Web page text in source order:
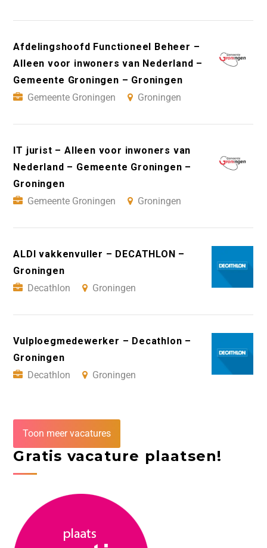
Afdelingshoofd Functioneel Beheer –
Alleen voor inwoners van Nederland –
Gemeente Groningen – Groningen
Gemeente Groningen
Groningen
IT jurist – Alleen voor inwoners van
Nederland – Gemeente Groningen –
Groningen
Gemeente Groningen
Groningen
ALDI vakkenvuller – DECATHLON –
Groningen
Decathlon
Groningen
Vulploegmedewerker – Decathlon –
Groningen
Decathlon
Groningen
Toon meer vacatures
Gratis vacature plaatsen!